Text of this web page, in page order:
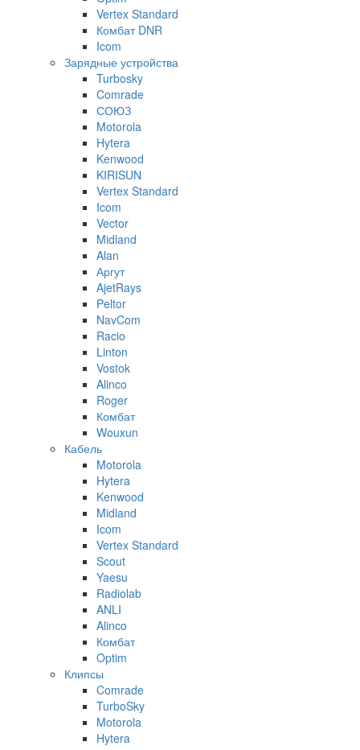
Vertex Standard
Комбат DNR
Icom
Зарядные устройства
Turbosky
Comrade
СОЮЗ
Motorola
Hytera
Kenwood
KIRISUN
Vertex Standard
Icom
Vector
Midland
Alan
Аргут
AjetRays
Peltor
NavCom
Racio
Linton
Vostok
Alinco
Roger
Комбат
Wouxun
Кабель
Motorola
Hytera
Kenwood
Midland
Icom
Vertex Standard
Scout
Yaesu
Radiolab
ANLI
Alinco
Комбат
Optim
Клипсы
Comrade
TurboSky
Motorola
Hytera